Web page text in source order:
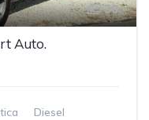
30
Auto.
Diesel